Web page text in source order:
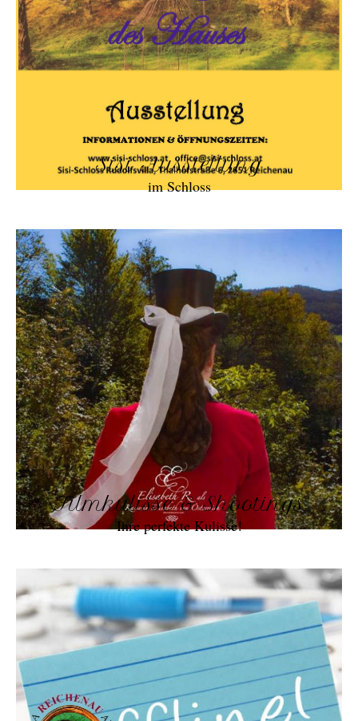
Sisi Ausstellung
im Schloss
Filmkulisse & Shootings
Ihre perfekte Kulisse!